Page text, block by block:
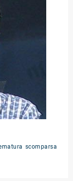
scomparsa